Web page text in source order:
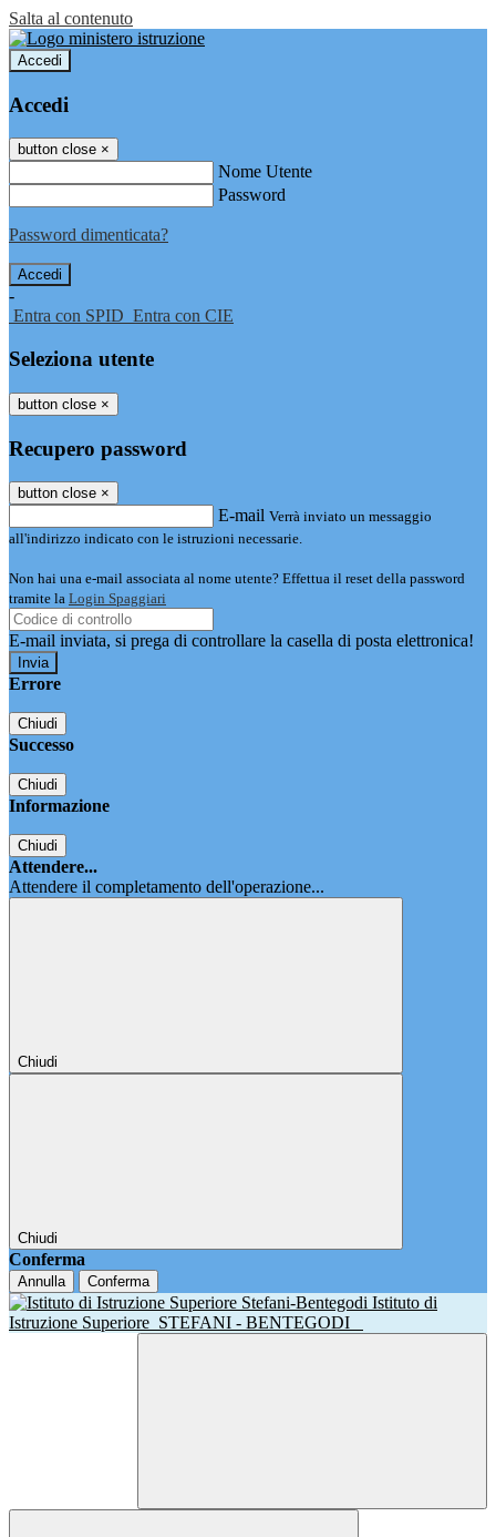
Salta al contenuto
Accedi
Accedi
button close ×
Nome Utente
Password
Password dimenticata?
-
Entra con SPID Entra con CIE
Seleziona utente
button close ×
Recupero password
button close ×
E-mail Verrà inviato un messaggio
all'indirizzo indicato con le istruzioni necessarie.
Non hai una e-mail associata al nome utente? Effettua il reset della password
tramite la Login Spaggiari
E-mail inviata, si prega di controllare la casella di posta elettronica!
Errore
Chiudi
Successo
Chiudi
Informazione
Chiudi
Attendere...
Attendere il completamento dell'operazione...
Chiudi
Chiudi
Conferma
Annulla Conferma
Istituto di
Istruzione Superiore STEFANI - BENTEGODI